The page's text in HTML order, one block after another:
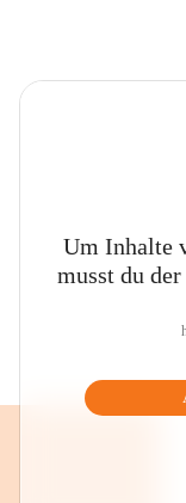
Um Inhalte
musst du